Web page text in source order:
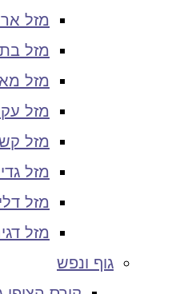
מזל אריה 23.7
מזל בתולה
מזל מאזניים
מזל עקרב 24.10
מזל קשת –
מזל גדי 22.12 – 20.1
מזל דלי 21.1 – 19.2
מזל דגים 19.2 –
גוף ונפש